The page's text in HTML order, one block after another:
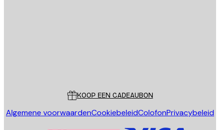
KOOP EEN CADEAUBON
Algemene voorwaardenCookiebeleidColofonPrivacybeleid